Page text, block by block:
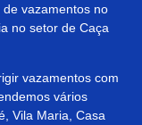
vazamentos no
no setor de Caça
vazamentos com
vários
Vila Maria, Casa